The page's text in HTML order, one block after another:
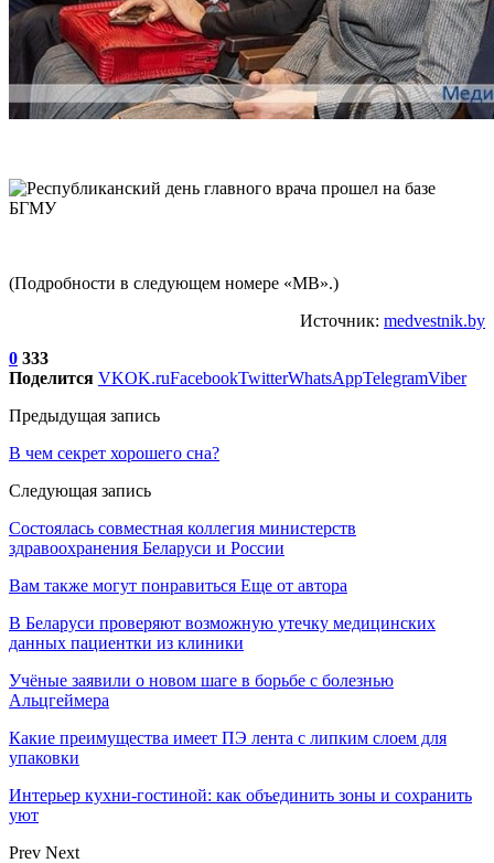
(Подробности в следующем номере «МВ».)
Источник: medvestnik.by
0 333
Поделится VKOK.ruFacebookTwitterWhatsAppTelegramViber
Предыдущая запись
В чем секрет хорошего сна?
Следующая запись
Состоялась совместная коллегия министерств
здравоохранения Беларуси и России
Вам также могут понравиться Еще от автора
В Беларуси проверяют возможную утечку медицинских
данных пациентки из клиники
Учёные заявили о новом шаге в борьбе с болезнью
Альцгеймера
Какие преимущества имеет ПЭ лента с липким слоем для
упаковки
Интерьер кухни-гостиной: как объединить зоны и сохранить
уют
Prev Next